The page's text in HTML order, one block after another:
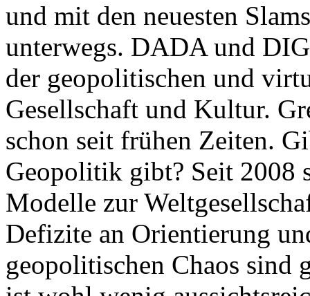
und mit den neuesten
unterwegs. DADA und
der geopolitischen und
Gesellschaft und Kultur.
schon seit frühen Zeiten.
Geopolitik gibt? Seit 2008
Modelle zur
Defizite an Orientierung
geopolitischen Chaos sind